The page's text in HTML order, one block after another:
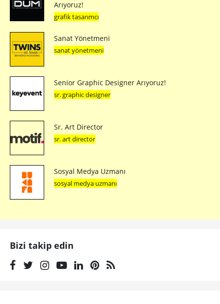
Arıyoruz!
grafik tasarımcı
Sanat Yönetmeni
sanat yönetmeni
Senior Graphic Designer Arıyoruz!
sr. graphic designer
Sr. Art Director
sr. art director
Sosyal Medya Uzmanı
sosyal medya uzmanı
Bizi takip edin